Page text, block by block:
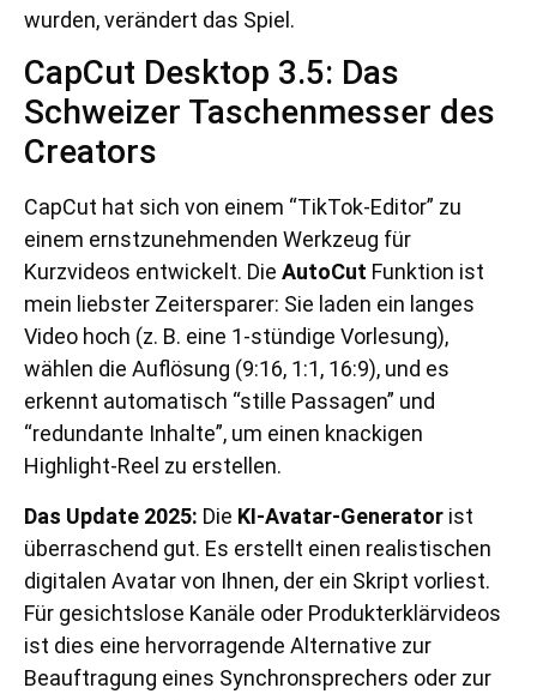
wurden, verändert das Spiel.
CapCut Desktop 3.5: Das
Schweizer Taschenmesser des
Creators
CapCut hat sich von einem “TikTok-Editor” zu
einem ernstzunehmenden Werkzeug für
Kurzvideos entwickelt. Die AutoCut Funktion ist
mein liebster Zeitersparer: Sie laden ein langes
Video hoch (z. B. eine 1-stündige Vorlesung),
wählen die Auflösung (9:16, 1:1, 16:9), und es
erkennt automatisch “stille Passagen” und
“redundante Inhalte”, um einen knackigen
Highlight-Reel zu erstellen.
Das Update 2025: Die KI-Avatar-Generator ist
überraschend gut. Es erstellt einen realistischen
digitalen Avatar von Ihnen, der ein Skript vorliest.
Für gesichtslose Kanäle oder Produkterklärvideos
ist dies eine hervorragende Alternative zur
Beauftragung eines Synchronsprechers oder zur